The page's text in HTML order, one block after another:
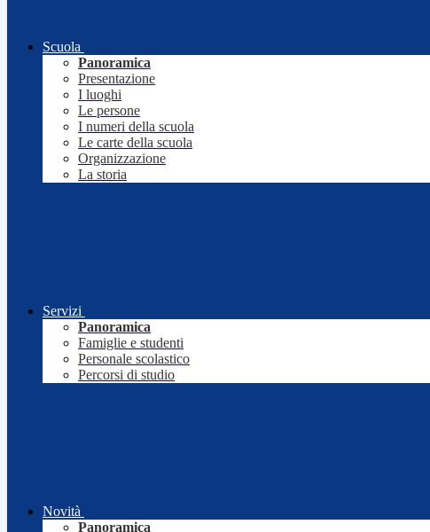
Scuola
Panoramica
Presentazione
I luoghi
Le persone
I numeri della scuola
Le carte della scuola
Organizzazione
La storia
Servizi
Panoramica
Famiglie e studenti
Personale scolastico
Percorsi di studio
Novità
Panoramica